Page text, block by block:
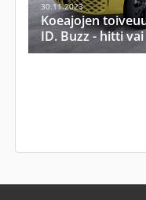
30.11.2023
Koeajojen
ID. Buzz - hitti